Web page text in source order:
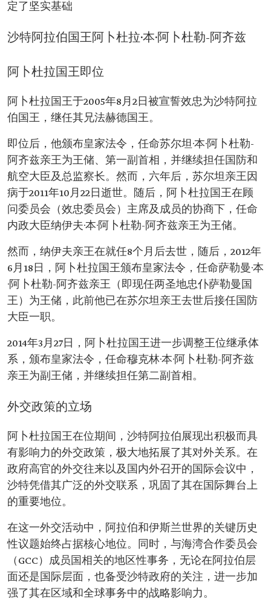
定了坚实基础
沙特阿拉伯国王阿卜杜拉·本·阿卜杜勒-阿齐兹
阿卜杜拉国王即位
阿卜杜拉国王于2005年8月2日被宣誓效忠为沙特阿拉
伯国王，继任其兄法赫德国王。
即位后，他颁布皇家法令，任命苏尔坦·本·阿卜杜勒-
阿齐兹亲王为王储、第一副首相，并继续担任国防和
航空大臣及总监察长。然而，六年后，苏尔坦亲王因
病于2011年10月22日逝世。随后，阿卜杜拉国王在顾
问委员会（效忠委员会）主席及成员的协商下，任命
内政大臣纳伊夫·本·阿卜杜勒-阿齐兹亲王为王储。
然而，纳伊夫亲王在就任8个月后去世，随后，2012年
6月18日，阿卜杜拉国王颁布皇家法令，任命萨勒曼·本
·阿卜杜勒-阿齐兹亲王（即现任两圣地忠仆萨勒曼国
王）为王储，此前他已在苏尔坦亲王去世后接任国防
大臣一职。
2014年3月27日，阿卜杜拉国王进一步调整王位继承体
系，颁布皇家法令，任命穆克林·本·阿卜杜勒-阿齐兹
亲王为副王储，并继续担任第二副首相。
外交政策的立场
阿卜杜拉国王在位期间，沙特阿拉伯展现出积极而具
有影响力的外交政策，极大地拓展了其对外关系。在
政府高官的外交往来以及国内外召开的国际会议中，
沙特凭借其广泛的外交联系，巩固了其在国际舞台上
的重要地位。
在这一外交活动中，阿拉伯和伊斯兰世界的关键历史
性议题始终占据核心地位。同时，与海湾合作委员会
（GCC）成员国相关的地区性事务，无论在阿拉伯层
面还是国际层面，也备受沙特政府的关注，进一步加
强了其在区域和全球事务中的战略影响力。